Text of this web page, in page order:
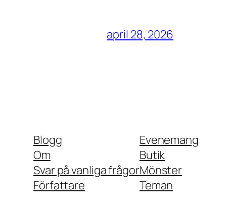
april 28, 2026
Blogg
Om
Svar på vanliga frågor
Författare
Evenemang
Butik
Mönster
Teman